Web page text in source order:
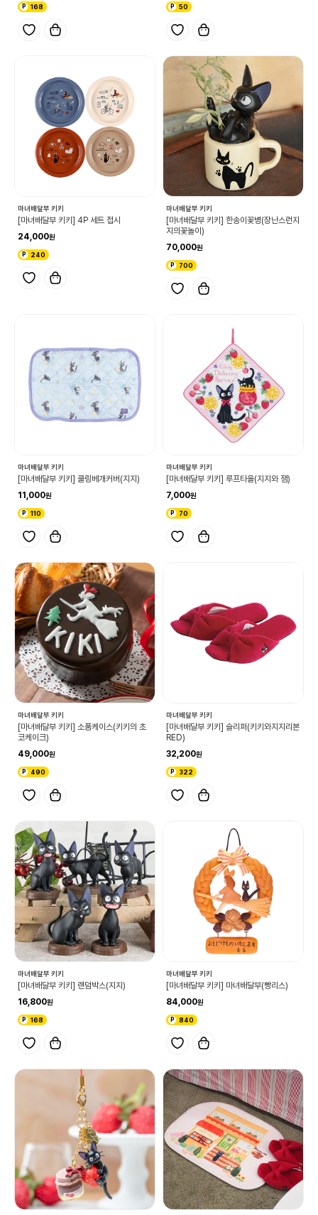
168 50
마녀배달부 키키
[마녀배달부 키키] 4P 세트 접시
24,000
240
마녀배달부 키키
[마녀배달부 키키] 한송이꽃병(장난스런지
지의꽃놀이)
70,000
700
마녀배달부 키키
[마녀배달부 키키] 쿨링베개커버(지지)
11,000
110
마녀배달부 키키
[마녀배달부 키키] 루프타올(지지와 잼)
7,000
70
마녀배달부 키키
[마녀배달부 키키] 소품케이스(키키의 초
코케이크)
49,000
490
마녀배달부 키키
[마녀배달부 키키] 슬리퍼(키키와지지리본
RED)
32,200
322
마녀배달부 키키
[마녀배달부 키키] 랜덤박스(지지)
16,800
168
마녀배달부 키키
[마녀배달부 키키] 마녀배달부(빵리스)
84,000
840